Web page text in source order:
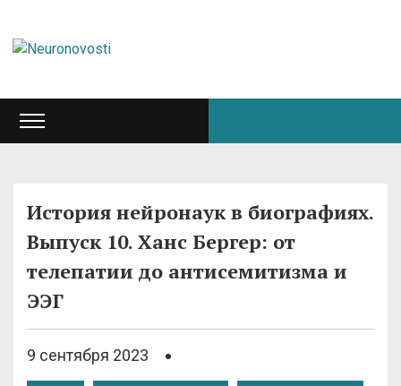
История нейронаук в биографиях.
Выпуск 10. Ханс Бергер: от
телепатии до антисемитизма и
ЭЭГ
9 сентября 2023